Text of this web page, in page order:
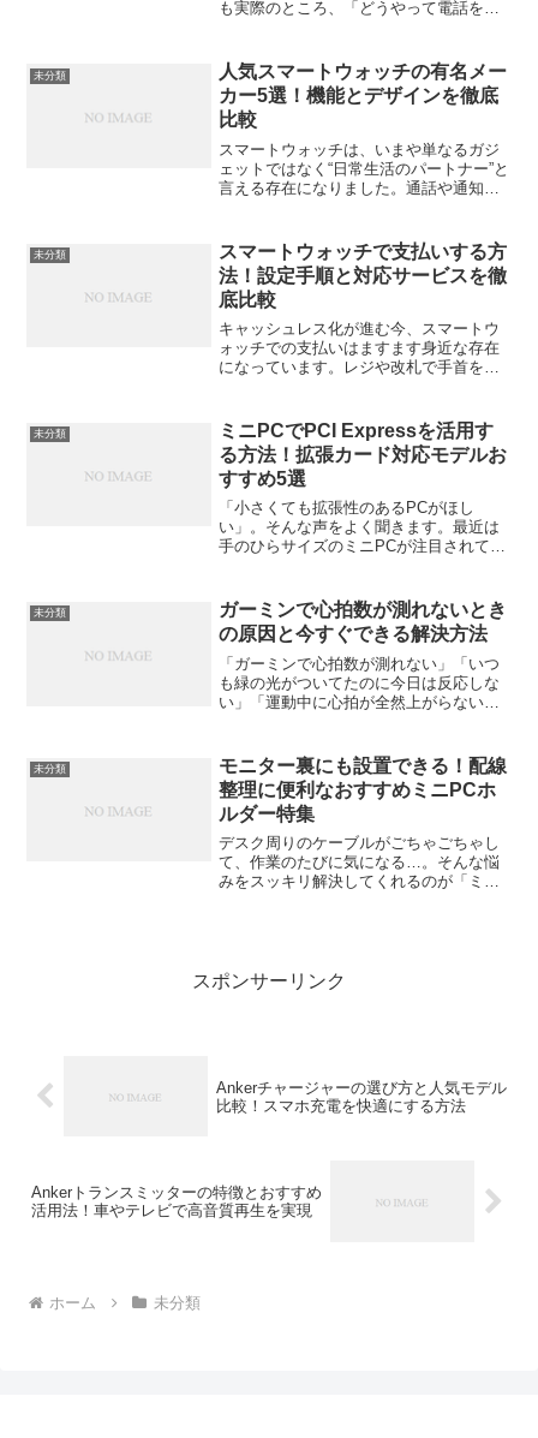
も実際のところ、「どうやって電話をか
この記事では、スマートウォッチで通話
を行うための設定方法、使...
未分類
人気スマートウォッチの有名メー
カー5選！機能とデザインを徹底
比較
スマートウォッチは、いまや単なるガジ
ェットではなく“日常生活のパートナー”と
言える存在になりました。通話や通知、
メーカーが大きく変わります。この記事
では、**人気スマー...
未分類
スマートウォッチで支払いする方
法！設定手順と対応サービスを徹
底比較
キャッシュレス化が進む今、スマートウ
ォッチでの支払いはますます身近な存在
になっています。レジや改札で手首をか
この記事では、スマートウォッチを使っ
た支払い方法や設定手順、...
未分類
ミニPCでPCI Expressを活用す
る方法！拡張カード対応モデルお
すすめ5選
「小さくても拡張性のあるPCがほし
い」。そんな声をよく聞きます。最近は
手のひらサイズのミニPCが注目されてい
ところが、近年はPCI Express（以下
PCIe）スロッ...
未分類
ガーミンで心拍数が測れないとき
の原因と今すぐできる解決方法
「ガーミンで心拍数が測れない」「いつ
も緑の光がついてたのに今日は反応しな
い」「運動中に心拍が全然上がらない」
ンサーが動かなくなるのは、故障だけが
原因ではありません...
未分類
モニター裏にも設置できる！配線
整理に便利なおすすめミニPCホ
ルダー特集
デスク周りのケーブルがごちゃごちゃし
て、作業のたびに気になる…。そんな悩
みをスッキリ解決してくれるのが「ミニ
スポンサーリンク
Ankerチャージャーの選び方と人気モデル
比較！スマホ充電を快適にする方法
Ankerトランスミッターの特徴とおすすめ
活用法！車やテレビで高音質再生を実現
ホーム 未分類